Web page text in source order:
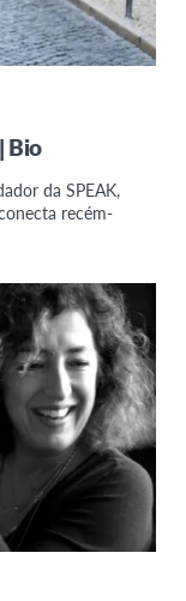
Bio
da SPEAK,
recém-